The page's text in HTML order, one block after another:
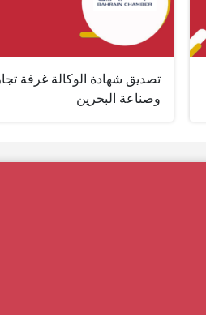
تصديق شهادة الوكالة غرفة
وصناعة البحرين